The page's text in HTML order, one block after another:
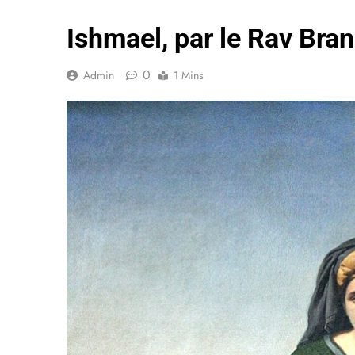
Ishmael, par le Rav
Admin 0 1 Mins